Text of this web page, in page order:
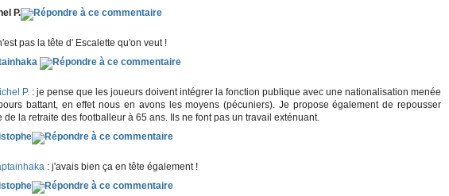
P.
pas la tête d' Escalette qu'on veut !
P. : je pense que les joueurs doivent intégrer la fonction publique avec une nationalisation menée
battant, en effet nous en avons les moyens (pécuniers). Je propose également de repousser
de la retraite des footballeur à 65 ans. Ils ne font pas un travail exténuant.
: j'avais bien ça en tête également !